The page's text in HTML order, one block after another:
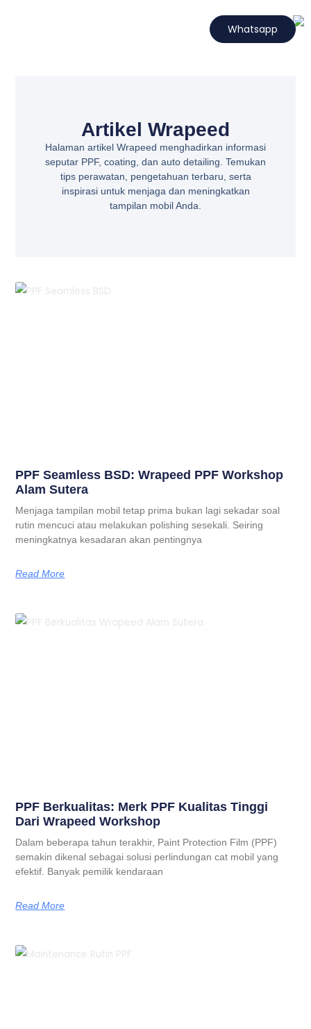
Whatsapp
Artikel Wrapeed
Halaman artikel Wrapeed menghadirkan informasi
seputar PPF, coating, dan auto detailing. Temukan
tips perawatan, pengetahuan terbaru, serta
inspirasi untuk menjaga dan meningkatkan
tampilan mobil Anda.
PPF Seamless BSD: Wrapeed PPF Workshop
Alam Sutera
Menjaga tampilan mobil tetap prima bukan lagi sekadar soal
rutin mencuci atau melakukan polishing sesekali. Seiring
meningkatnya kesadaran akan pentingnya
Read More
PPF Berkualitas: Merk PPF Kualitas Tinggi
Dari Wrapeed Workshop
Dalam beberapa tahun terakhir, Paint Protection Film (PPF)
semakin dikenal sebagai solusi perlindungan cat mobil yang
efektif. Banyak pemilik kendaraan
Read More